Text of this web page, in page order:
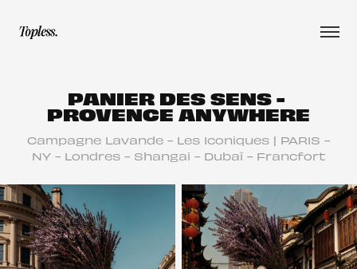
PANIER DES SENS -
PROVENCE ANYWHERE
Campagne Lavande - Les Iconiques | PARIS -
NY - Londres - Shangai - Dubaï - Francfort